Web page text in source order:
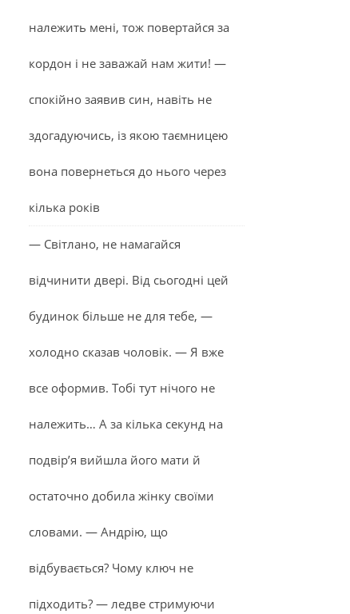
належить мені, тож повертайся за
кордон і не заважай нам жити! —
спокійно заявив син, навіть не
здогадуючись, із якою таємницею
вона повернеться до нього через
кілька років
— Світлано, не намагайся
відчинити двері. Від сьогодні цей
будинок більше не для тебе, —
холодно сказав чоловік. — Я вже
все оформив. Тобі тут нічого не
належить… А за кілька секунд на
подвір’я вийшла його мати й
остаточно добила жінку своїми
словами. — Андрію, що
відбувається? Чому ключ не
підходить? — ледве стримуючи